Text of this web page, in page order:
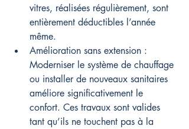
vitres, réalisées régulièrement, sont
entièrement déductibles l’année
même.
Amélioration sans extension :
Moderniser le système de chauffage
ou installer de nouveaux sanitaires
améliore significativement le
confort. Ces travaux sont valides
tant qu’ils ne touchent pas à la